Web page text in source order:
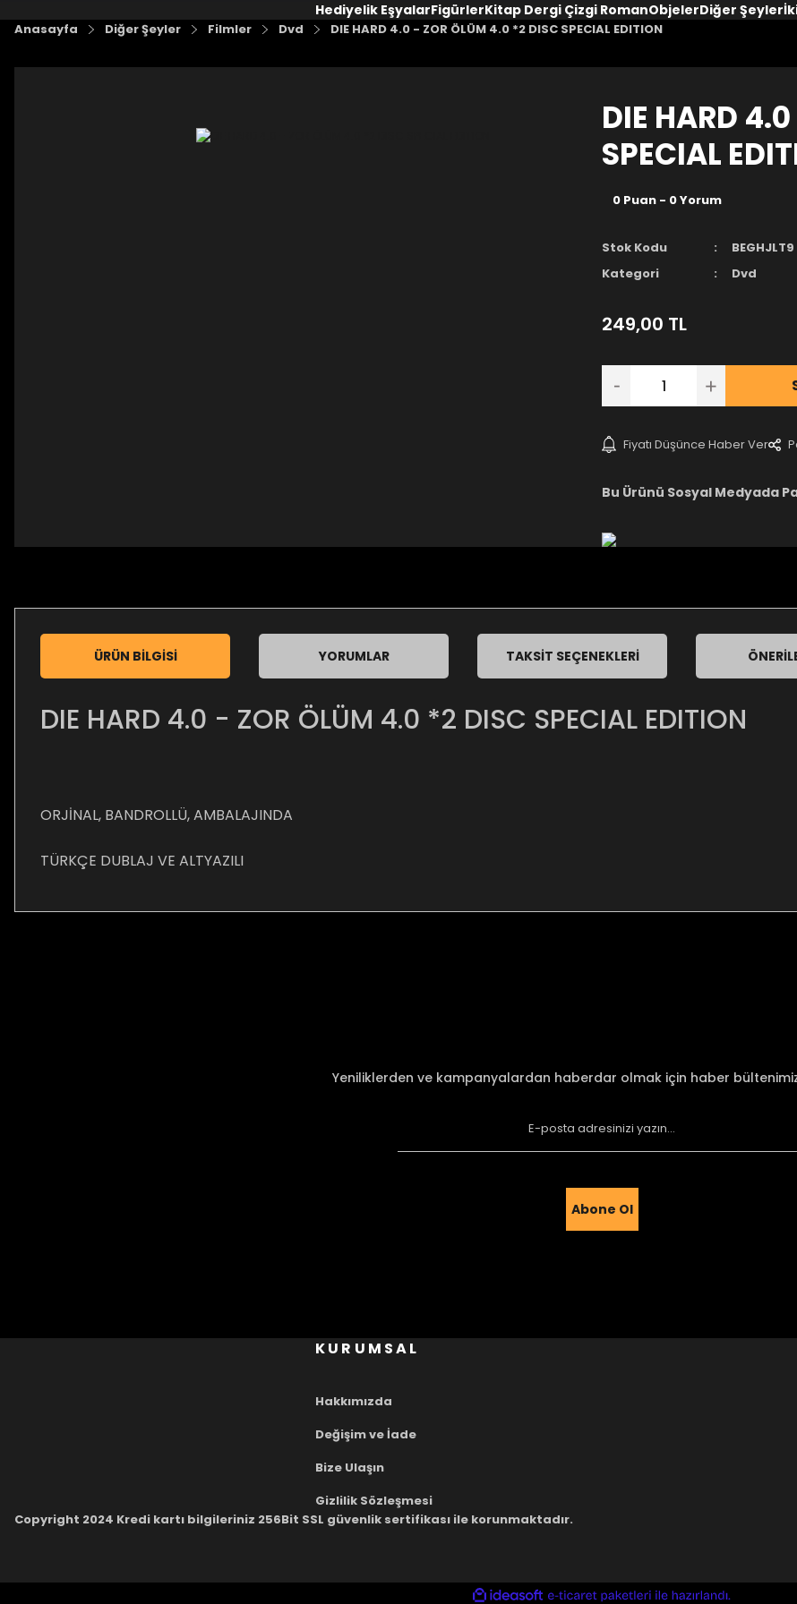
Hediyelik EşyalarFigürlerKitap Dergi Çizgi RomanObjelerDiğer Şeyler
Anasayfa Diğer Şeyler Filmler Dvd DIE HARD 4.0 - ZOR ÖLÜM 4.0 *2 DISC SPECIAL EDITION
DIE HARD
SPECIAL
0 Puan - 0 Yorum
Stok Kodu
BEGHJLT9
Kategori
Dvd
249,00 TL
Fiyatı Düşünce Haber Ver
Bu Ürünü Sosyal Medyada
ÜRÜN BILGISI YORUMLAR TAKSIT SEÇENEKLERI
DIE HARD 4.0 - ZOR ÖLÜM 4.0 *2 DISC SPECIAL EDITION
ORJİNAL, BANDROLLÜ, AMBALAJINDA
TÜRKÇE DUBLAJ VE ALTYAZILI
Gönder
Yeniliklerden ve kampanyalardan haberdar olmak için haber
Abone Ol
KURUMSAL
Hakkımızda
Değişim ve İade
Bize Ulaşın
Gizlilik Sözleşmesi
Copyright 2024 Kredi kartı bilgileriniz 256Bit SSL güvenlik sertifikası ile korunmaktadır.
ideasoft e-